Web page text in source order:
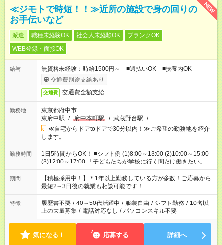
NEW
≪ジモトで時短！！≫近所の施設で身の回りの
お手伝いなど
派遣 職種未経験OK 社会人未経験OK
ブランクOK
WEB登録・面接OK
給与
無資格未経験：時給1500円～ ■週払いOK ■扶養内OK
交通費別途支給あり
交通費 交通費全額支給
勤務地
東京都府中市
東府中駅 / 府中本町駅 / 武蔵野台駅 / …
≪自宅からドアtoドアで30分以内！≫ご希望の勤務地を紹介
します。
勤務時間
1日5時間からOK！ ■シフト例 (1)8:00～13:00 (2)10:00～15:00
(3)12:00～17:00 「子どもたちが学校に行く間だけ働きたい」
「余裕を持って夕飯の準備がしたい」 「午前中は働いて、午後
はプライベートの時間にしたい」 など、ご希望を教えてくださ
いね。 ※Wワーク希望の方へ 今ご覧のお仕事で希望する勤務時
間と、もう1つのお仕事の勤務時間。 合計で週40時間を超える
場合は応募できません。
期間
【積極採用中！】＊1年以上勤務している方が多数！ご応募から
最短2～3日後の就業も相談可能です！
特徴 履歴書不要 / 40～50代活躍中 / 服装自由 / シフト勤務 / 10名以
上の大量募集 / 電話対応なし / パソコンスキル不要
気になる！ 応募する 詳細へ